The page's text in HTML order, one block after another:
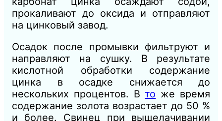
прокаливают до оксида и отправляют
на цинковый завод.
Осадок после промывки фильтруют и
направляют на сушку. В результате
кислотной обработки содержание
цинка в осадке снижается до
нескольких процентов. В то же время
содержание золота возрастает до 50 %
и более. Свинец при выщелачивании